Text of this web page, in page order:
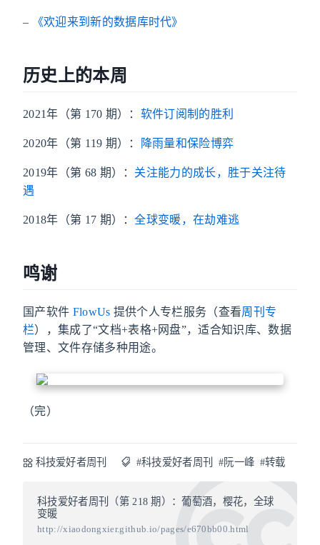
– 《欢迎来到新的数据库时代》
历史上的本周
2021年（第 170 期）： 软件订阅制的胜利
2020年（第 119 期）： 降雨量和保险博弈
2019年（第 68 期）： 关注能力的成长，胜于关注待
遇
2018年（第 17 期）：全球变暖，在劫难逃
鸣谢
国产软件 FlowUs 提供个人专栏服务（查看周刊专
栏），集成了“文档+表格+网盘”，适合知识库、数据
管理、文件存储多种用途。
（完）
科技爱好者周刊 #科技爱好者周刊 #阮一峰 #转载
科技爱好者周刊（第 218 期）：葡萄酒，樱花，全球
变暖
http://xiaodongxier.github.io/pages/e670bb00.html